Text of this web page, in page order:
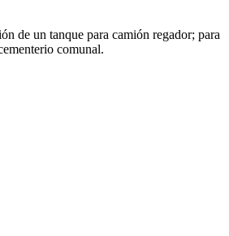
de un tanque para camión regador; para
comunal.